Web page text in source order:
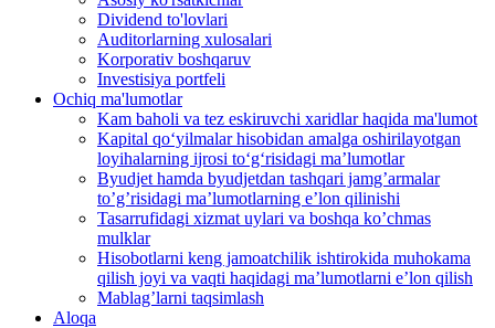
Dividend to'lovlari
Auditorlarning xulosalari
Korporativ boshqaruv
Investisiya portfeli
Ochiq ma'lumotlar
Kam baholi va tez eskiruvchi xaridlar haqida ma'lumot
Kapital qo‘yilmalar hisobidan amalga oshirilayotgan
loyihalarning ijrosi to‘g‘risidagi maʼlumotlar
Byudjet hamda byudjetdan tashqari jamgʼarmalar
toʼgʼrisidagi maʼlumotlarning eʼlon qilinishi
Tasarrufidagi xizmat uylari va boshqa koʼchmas
mulklar
Hisobotlarni keng jamoatchilik ishtirokida muhokama
qilish joyi va vaqti haqidagi maʼlumotlarni eʼlon qilish
Mablag’larni taqsimlash
Aloqa